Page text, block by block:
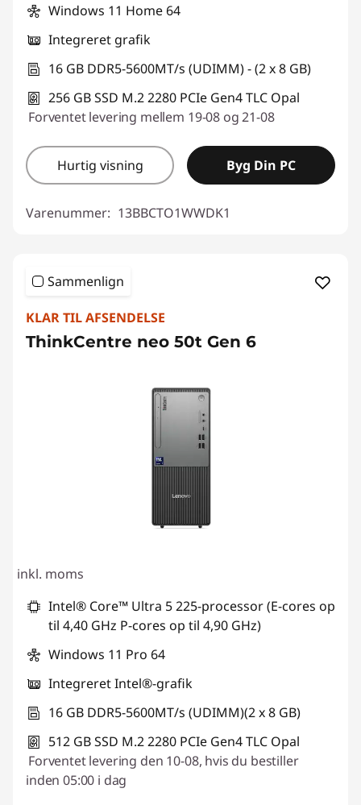
Windows 11 Home 64
Integreret grafik
16 GB DDR5-5600MT/s (UDIMM) - (2 x 8 GB)
256 GB SSD M.2 2280 PCIe Gen4 TLC Opal
Forventet levering mellem 19-08 og 21-08
Hurtig visning Byg Din PC
Varenummer: 13BBCTO1WWDK1
Sammenlign
KLAR TIL AFSENDELSE
ThinkCentre neo 50t Gen 6
inkl. moms
Intel® Core™ Ultra 5 225-processor (E-cores op
til 4,40 GHz P-cores op til 4,90 GHz)
Windows 11 Pro 64
Integreret Intel®-grafik
16 GB DDR5-5600MT/s (UDIMM)(2 x 8 GB)
512 GB SSD M.2 2280 PCIe Gen4 TLC Opal
Forventet levering den 10-08, hvis du bestiller
inden 05:00 i dag